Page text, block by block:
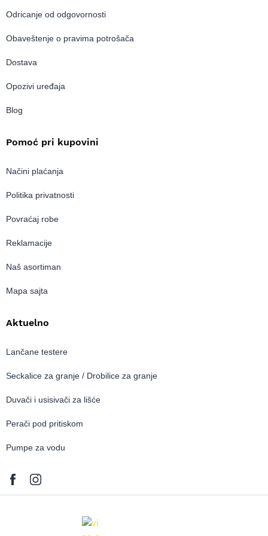
Odricanje od odgovornosti
Obaveštenje o pravima potrošača
Dostava
Opozivi uređaja
Blog
Pomoć pri kupovini
Načini plaćanja
Politika privatnosti
Povraćaj robe
Reklamacije
Naš asortiman
Mapa sajta
Aktuelno
Lančane testere
Seckalice za granje / Drobilice za granje
Duvači i usisivači za lišće
Perači pod pritiskom
Pumpe za vodu